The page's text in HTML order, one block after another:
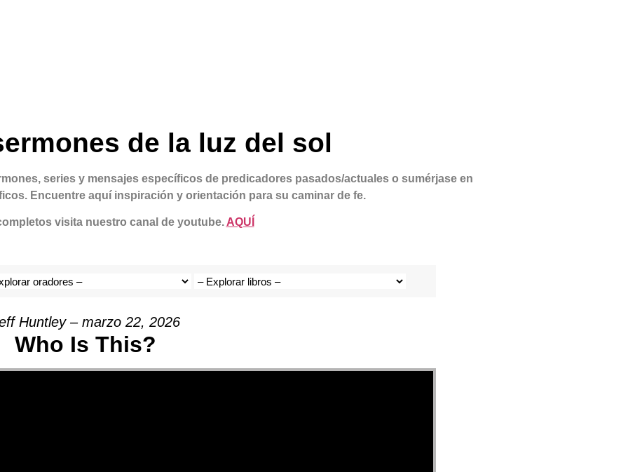
de la luz del sol
series y mensajes específicos de predicadores pasados/actuales o sumérjase en
Encuentre aquí inspiración y orientación para su caminar de fe.
visita nuestro canal de youtube. AQUÍ
Huntley – marzo 22, 2026
Who Is This?